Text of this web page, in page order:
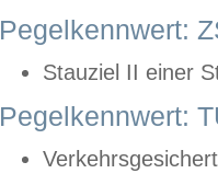
Pegelkennwert:
Stauziel II einer
Pegelkennwert: